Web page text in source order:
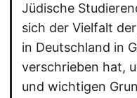
Jüdische
sich der Vielfalt
in Deutschland in
verschrieben hat,
und wichtigen